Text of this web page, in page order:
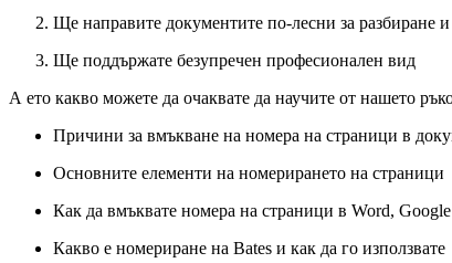
Ще направите документите по-лесни за разбиране и
Ще поддържате безупречен професионален вид
А ето какво можете да очаквате да научите от нашето
Причини за вмъкване на номера на страници в
Основните елементи на номерирането на страници
Как да вмъквате номера на страници в Word,
Какво е номериране на Bates и как да го използвате